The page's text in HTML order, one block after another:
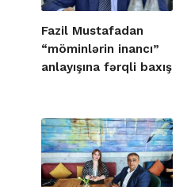
Fazil Mustafadan
“möminlərin inancı”
anlayışına fərqli baxış